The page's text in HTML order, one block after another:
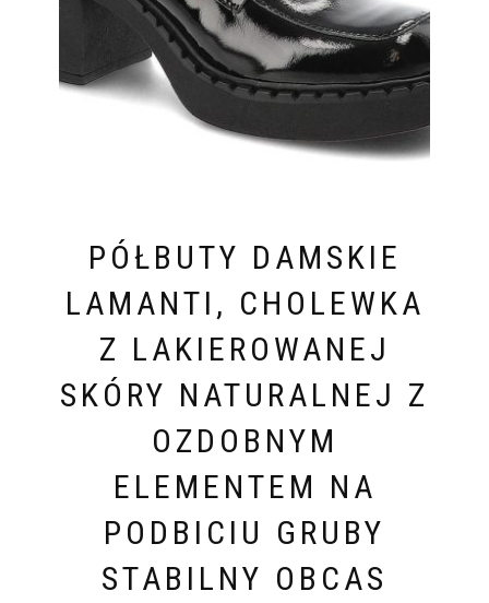
PÓŁBUTY DAMSKIE
LAMANTI, CHOLEWKA
Z LAKIEROWANEJ
SKÓRY NATURALNEJ Z
OZDOBNYM
ELEMENTEM NA
PODBICIU GRUBY
STABILNY OBCAS